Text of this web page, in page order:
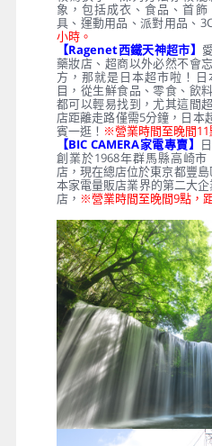
象，包括成衣、食品、首
具、運動用品、派對用品、
小時。
【Ragenet西鐵天神超市】
藥妝店、超商以外必然不會
方，那就是日本超市啦！
目，從生鮮食品、零食、飲
都可以輕易找到，尤其這間
店距離走路僅需5分鐘，日本
賓一逛！ ※營業時間至晚間11
【BIC CAMERA家電專賣】
創業於1968年群馬縣高崎
店，現在總店位於東京都豐島
本家電量販店業界的第二大
店， ※營業時間至晚間9點，